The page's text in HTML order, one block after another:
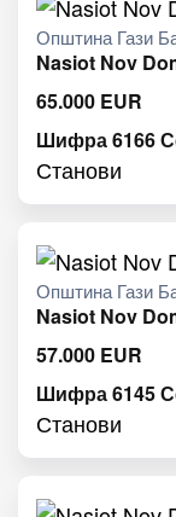
Општина Гази
Nasiot Nov
65.000 EUR
Шифра 6166
Станови
Општина Гази
Nasiot Nov
57.000 EUR
Шифра 6145
Станови